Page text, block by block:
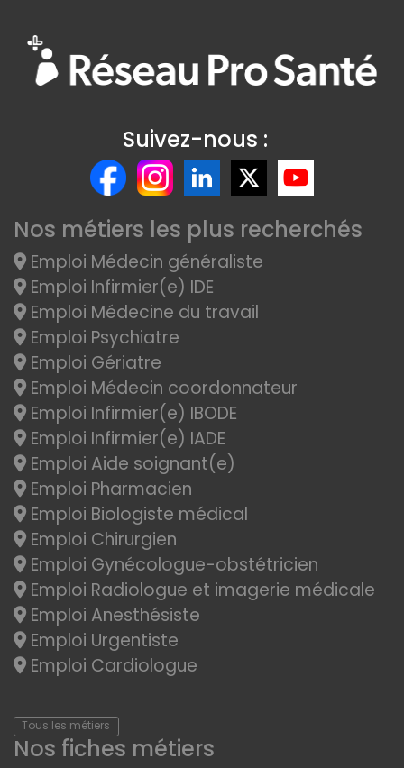
Suivez-nous :
Nos métiers les plus recherchés
Emploi Médecin généraliste
Emploi Infirmier(e) IDE
Emploi Médecine du travail
Emploi Psychiatre
Emploi Gériatre
Emploi Médecin coordonnateur
Emploi Infirmier(e) IBODE
Emploi Infirmier(e) IADE
Emploi Aide soignant(e)
Emploi Pharmacien
Emploi Biologiste médical
Emploi Chirurgien
Emploi Gynécologue-obstétricien
Emploi Radiologue et imagerie médicale
Emploi Anesthésiste
Emploi Urgentiste
Emploi Cardiologue
Tous les métiers
Nos fiches métiers